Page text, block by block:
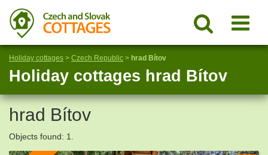
Holiday cottages > Czech Republic > hrad Bítov
Holiday cottages hrad Bítov
hrad Bítov
Objects found: 1.